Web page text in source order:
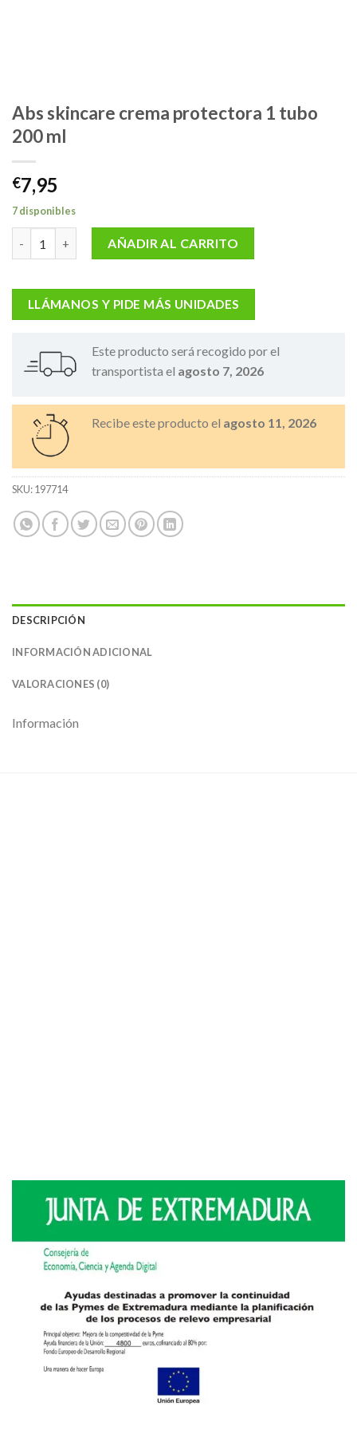
Abs skincare crema protectora 1 tubo
200 ml
€7,95
7 disponibles
Abs skincare crema protectora 1 tubo 200 ml cantidad
AÑADIR AL CARRITO
LLÁMANOS Y PIDE MÁS UNIDADES
Este producto será recogido por el
transportista el agosto 7, 2026
Recibe este producto el agosto 11, 2026
SKU:197714
DESCRIPCIÓN
INFORMACIÓN ADICIONAL
VALORACIONES (0)
Información